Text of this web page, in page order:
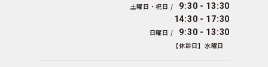
土曜日・祝日 /
9:30 - 13:30
14:30 - 17:30
日曜日 / 9:30 - 13:30
【休診日】水曜日